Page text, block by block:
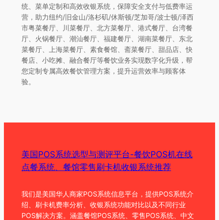
统、菜单定制和高效收银系统，保障安全支付与低费率运
营，助力纽约/旧金山/洛杉矶/休斯顿/芝加哥/波士顿/泽西
市粤菜餐厅、川菜餐厅、北方菜餐厅、港式餐厅、台湾餐
厅、火锅餐厅、潮汕餐厅、福建餐厅、湖南菜餐厅、东北
菜餐厅、上海菜餐厅、素食餐馆、斋菜餐厅、甜品店、快
餐店、小吃摊、融合餐厅等餐饮业务实现数字化升级，帮
您定制专属高效餐饮管理方案，提升运营效率与顾客体
验。
美国POS系统选型与测评平台-餐饮POS机在线
点餐系统、餐馆零售刷卡机收银系统推荐
我们是美国华人商家POS系统信息平台，提供POS系统介
绍、刷卡机费率分析、收银系统功能对比以及不同行业
POS解决方案。涵盖餐馆POS系统、零售POS系统、中文